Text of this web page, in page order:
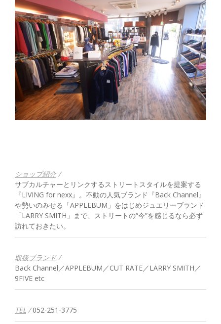
ショップ紹介/
サブカルチャーとリンクするストリートスタイルを提案する
『LIVING for nexx』。不動の人気ブランド『Back Channel』
や勢いのみせる「APPLEBUM」をはじめジュエリーブランド
「LARRY SMITH」まで、ストリートの“今”を感じるなら必ず
訪れておきたい。
取扱ブランド/
Back Channel／APPLEBUM／CUT RATE／LARRY SMITH／
9FIVE etc
TEL /052-251-3775